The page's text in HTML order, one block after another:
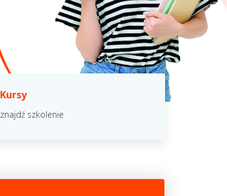
Kursy
znajdź szkolenie